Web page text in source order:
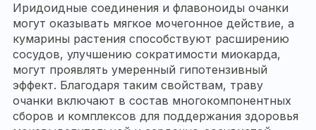
Иридоидные соединения и флавоноиды очанки
могут оказывать мягкое мочегонное действие, а
кумарины растения способствуют расширению
сосудов, улучшению сократимости миокарда,
могут проявлять умеренный гипотензивный
эффект. Благодаря таким свойствам, траву
очанки включают в состав многокомпонентных
сборов и комплексов для поддержания здоровья